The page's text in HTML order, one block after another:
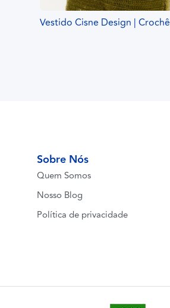
Vestido Cisne Design | Crochê
Sobre Nós
Quem Somos
Nosso Blog
Política de privacidade